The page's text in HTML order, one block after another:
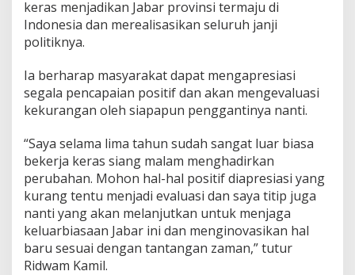
keras menjadikan Jabar provinsi termaju di
Indonesia dan merealisasikan seluruh janji
politiknya.
Ia berharap masyarakat dapat mengapresiasi
segala pencapaian positif dan akan mengevaluasi
kekurangan oleh siapapun penggantinya nanti.
“Saya selama lima tahun sudah sangat luar biasa
bekerja keras siang malam menghadirkan
perubahan. Mohon hal-hal positif diapresiasi yang
kurang tentu menjadi evaluasi dan saya titip juga
nanti yang akan melanjutkan untuk menjaga
keluarbiasaan Jabar ini dan menginovasikan hal
baru sesuai dengan tantangan zaman,” tutur
Ridwam Kamil.